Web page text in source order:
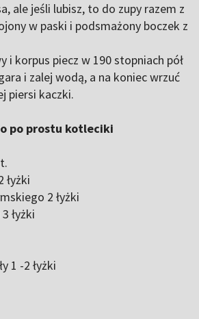
ale jeśli lubisz, to do zupy razem z
w paski i podsmażony boczek z
i korpus piecz w 190 stopniach pół
i zalej wodą, a na koniec wrzuć
piersi kaczki.
po prostu kotleciki
łyżki
2 łyżki
łyżki
1 -2 łyżki